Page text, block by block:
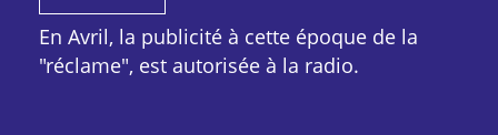
En Avril, la publicité à cette époque de la
"réclame", est autorisée à la radio.